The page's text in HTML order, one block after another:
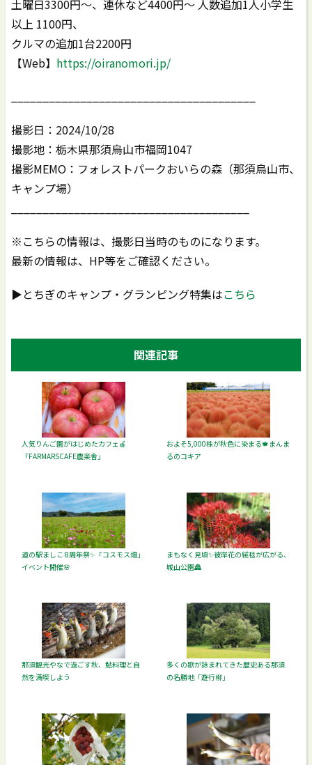
土曜日3300円〜、連休など4400円～ 人数追加1人小学生
以上 1100円、
クルマの追加1台2200円
【Web】 https://oiranomori.jp/
撮影日：2024/10/28
撮影地：栃木県那須烏山市福岡1047
撮影MEMO：フォレストパークおいらの森（那須烏山市、
キャンプ場）
※こちらの情報は、撮影日当時のものになります。
最新の情報は、HP等をご確認ください。
▶とちぎのキャンプ・グランピング特集はこちら
関連記事
人気りんご園がはじめたカフェ🍎
「FARMARSCAFE農楽舎」
およそ5,000株が秋色に染まる🍁まんま
るのコキア
道の駅ましこ 8周年祭✨「コスモス畑」
イベント開催🌸
まもなく見頃✨彼岸花の絨毯が広がる、
城山公園🏯
那須観光やなで過ごす秋、鮎料理と自
然を満喫しよう
多くの歌が詠まれてきた歴史ある那須
の名勝地「遊行柳」